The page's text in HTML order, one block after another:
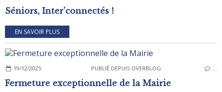
Séniors, Inter'connectés !
EN SAVOIR PLUS
19/12/2025 PUBLIÉ DEPUIS OVERBLOG …
Fermeture exceptionnelle de la Mairie